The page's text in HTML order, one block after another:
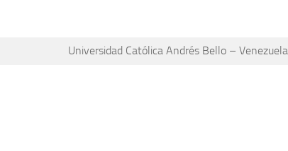
Universidad Católica Andrés Bello – Venezuela